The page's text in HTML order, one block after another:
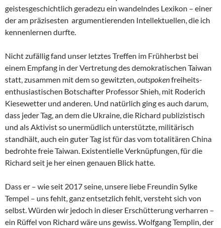
geistesgeschichtlich geradezu ein wandelndes Lexikon – einer
der am präzisesten argumentierenden Intellektuellen, die ich
kennenlernen durfte.
Nicht zufällig fand unser letztes Treffen im Frühherbst bei
einem Empfang in der Vertretung des demokratischen Taiwan
statt, zusammen mit dem so gewitzten,outspokenfreiheits-
enthusiastischen Botschafter Professor Shieh, mit Roderich
Kiesewetter und anderen. Und natürlich ging es auch darum,
dass jeder Tag, an dem die Ukraine, die Richard publizistisch
und als Aktivist so unermüdlich unterstützte, militärisch
standhält, auch ein guter Tag ist für das vom totalitären China
bedrohte freie Taiwan. Existentielle Verknüpfungen, für die
Richard seit je her einen genauen Blick hatte.
Dass er – wie seit 2017 seine, unsere liebe Freundin Sylke
Tempel – uns fehlt, ganz entsetzlich fehlt, versteht sich von
selbst. Würden wir jedoch in dieser Erschütterung verharren –
ein Rüffel von Richard wäre uns gewiss. Wolfgang Templin, der